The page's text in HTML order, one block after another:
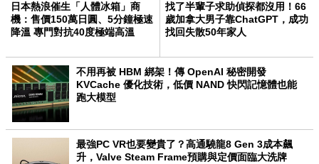
日本熱浪催生「人體冰箱」商
機：售價150萬日圓、5分鐘極速
降溫 專門對抗40度極端高溫
找了半輩子求助偵探都沒用！66
歲加拿大男子靠ChatGPT，成功
找回失散50年家人
不用再被 HBM 綁架！傳 OpenAI 秘密開發
KVCache 優化技術，低價 NAND 快閃記憶體也能
跑大模型
最強PC VR也要變貴了？高通驍龍8 Gen 3成本飆
升，Valve Steam Frame預購與定價面臨大洗牌